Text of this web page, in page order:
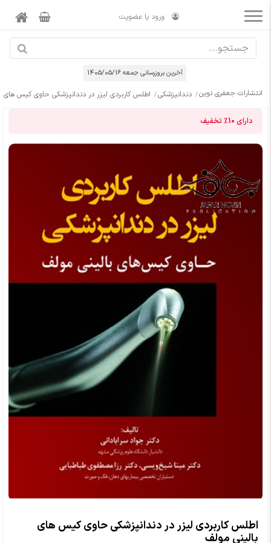
ورود یا عضویت
آخرین بروزرسانی جمعه 1405/05/16
انتشارات جعفری نوین دندانپزشکی اطلس کاربردی لیزر در دندانپزشکی حاوی کیس های
دارای 10% تخفیف
اطلس کاربردی لیزر در دندانپزشکی حاوی کیس های
بالینی مولف